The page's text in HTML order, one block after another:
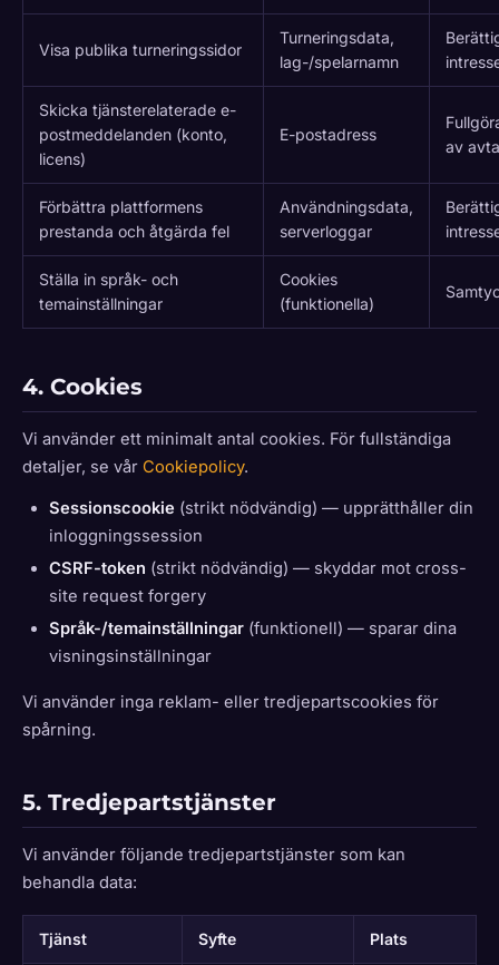
Visa publika turneringssidor
Turneringsdata,
lag-/spelarnamn
Skicka tjänsterelaterade e-
postmeddelanden (konto,
licens)
E-postadress
av
Förbättra plattformens
prestanda och åtgärda fel
Användningsdata,
serverloggar
Ställa in språk- och
temainställningar
Cookies
(funktionella)
4. Cookies
Vi använder ett minimalt antal cookies. För fullständiga
detaljer, se vår Cookiepolicy.
Sessionscookie (strikt nödvändig) — upprätthåller din
inloggningssession
CSRF-token (strikt nödvändig) — skyddar mot cross-
site request forgery
Språk-/temainställningar (funktionell) — sparar dina
visningsinställningar
Vi använder inga reklam- eller tredjepartscookies för
spårning.
5. Tredjepartstjänster
Vi använder följande tredjepartstjänster som kan
behandla data:
Tjänst Syfte Plats